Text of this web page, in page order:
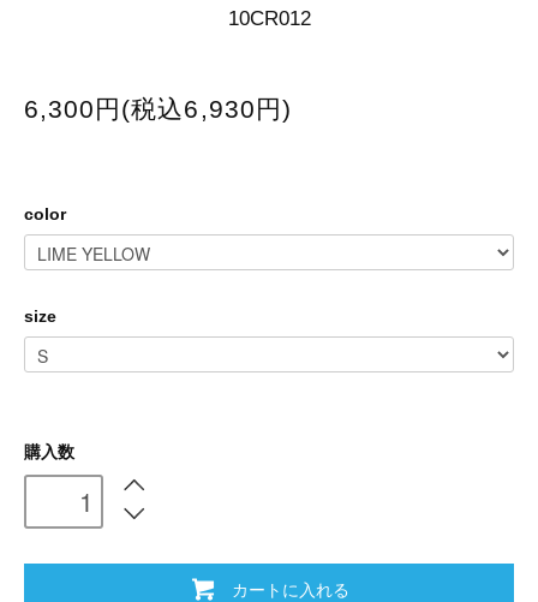
10CR012
6,300円(税込6,930円)
color
size
購入数
カートに入れる